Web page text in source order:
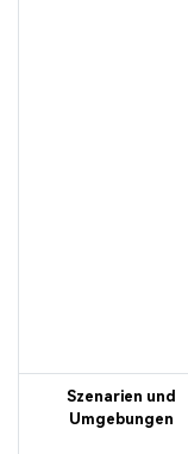
Szenarien und
Umgebungen